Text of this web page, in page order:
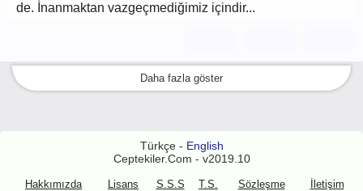
de. İnanmaktan vazgeçmediğimiz içindir...
Daha fazla göster
Türkçe - English
Ceptekiler.Com - v2019.10
Hakkımızda Lisans S.S.S T.S. Sözleşme İletişim